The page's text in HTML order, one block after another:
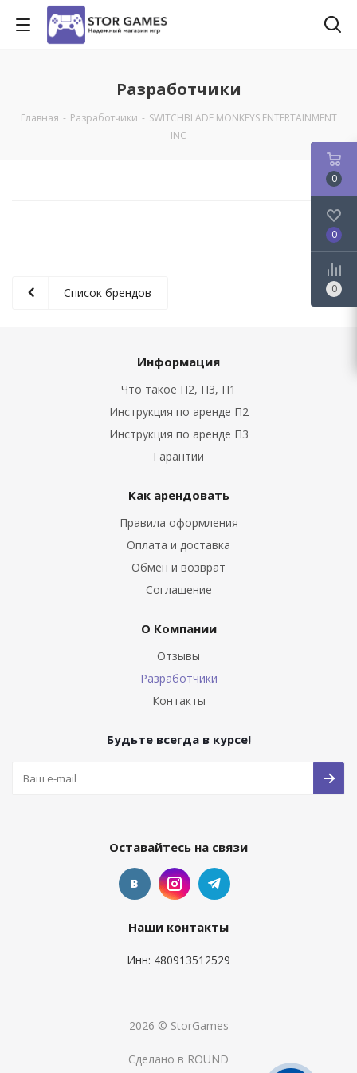
Разработчики
Главная - Разработчики - SWITCHBLADE MONKEYS ENTERTAINMENT
INC
Список брендов
Информация
Что такое П2, П3, П1
Инструкция по аренде П2
Инструкция по аренде П3
Гарантии
Как арендовать
Правила оформления
Оплата и доставка
Обмен и возврат
Соглашение
О Компании
Отзывы
Разработчики
Контакты
Будьте всегда в курсе!
Оставайтесь на связи
Наши контакты
Инн: 480913512529
2026 © StorGames
Сделано в ROUND
0
0
0